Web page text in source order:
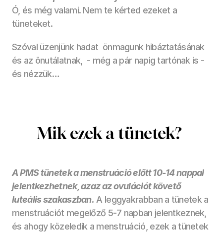
Ó, és még valami. Nem te kérted ezeket a
tüneteket.
Szóval üzenjünk hadat  önmagunk hibáztatásának
és az önutálatnak,  - még a pár napig tartónak is -
és nézzük…
Mik ezek a tünetek?
A PMS tünetek a menstruáció előtt 10-14 nappal
jelentkezhetnek, azaz az ovulációt követő
luteális szakaszban. A leggyakrabban a tünetek a
menstruációt megelőző 5-7 napban jelentkeznek,
és ahogy közeledik a menstruáció, ezek a tünetek